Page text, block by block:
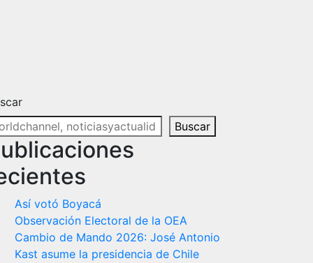
Buscar
Así votó Boyacá
Observación Electoral de la OEA
Cambio de Mando 2026: José Antonio
Kast asume la presidencia de Chile